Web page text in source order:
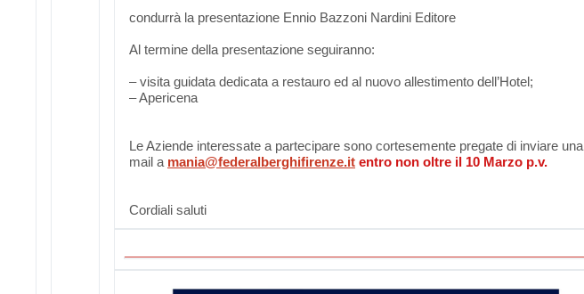
condurrà la presentazione Ennio Bazzoni Nardini Editore
Al termine della presentazione seguiranno:
– visita guidata dedicata a restauro ed al nuovo allestimento dell’Hotel;
– Apericena
Le Aziende interessate a partecipare sono cortesemente pregate di inviare una
mail a mania@federalberghifirenze.it entro non oltre il 10 Marzo p.v.
Cordiali saluti